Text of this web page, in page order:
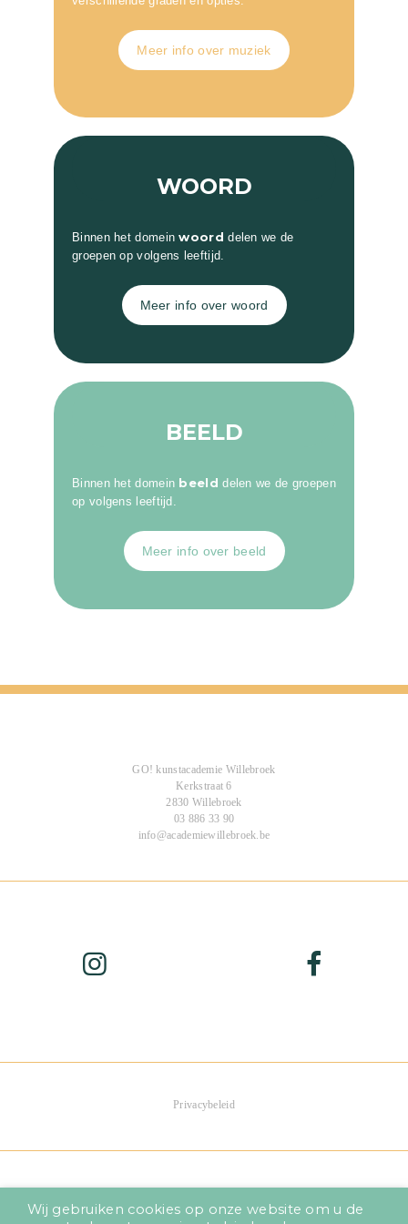
Meer info over muziek
WOORD
Binnen het domeinwoord delen we de
groepen op volgens leeftijd.
Meer info over woord
BEELD
Binnen het domein beeld delen we de groepen
op volgens leeftijd.
Meer info over beeld
GO! kunstacademie Willebroek
Kerkstraat 6
2830 Willebroek
03 886 33 90
info@academiewillebroek.be
Privacybeleid
Wij gebruiken cookies op onze website om u de